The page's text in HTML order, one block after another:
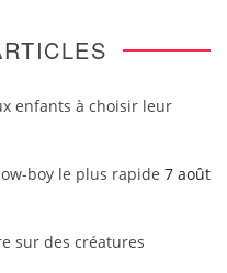
enfants à choisir leur
boy le plus rapide 7 août
sur des créatures